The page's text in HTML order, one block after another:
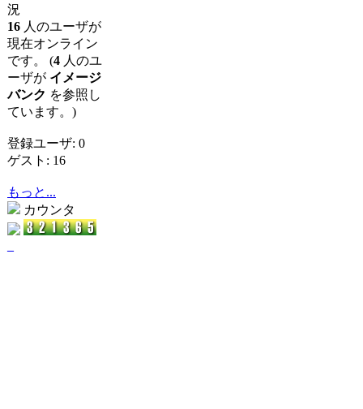
況
16 人のユーザが
現在オンライン
です。 (4 人のユ
ーザが イメージ
バンク を参照し
ています。)
登録ユーザ: 0
ゲスト: 16
もっと...
カウンタ